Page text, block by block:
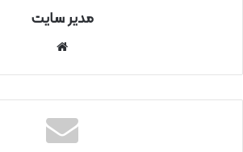
مدیر سایت
نتی